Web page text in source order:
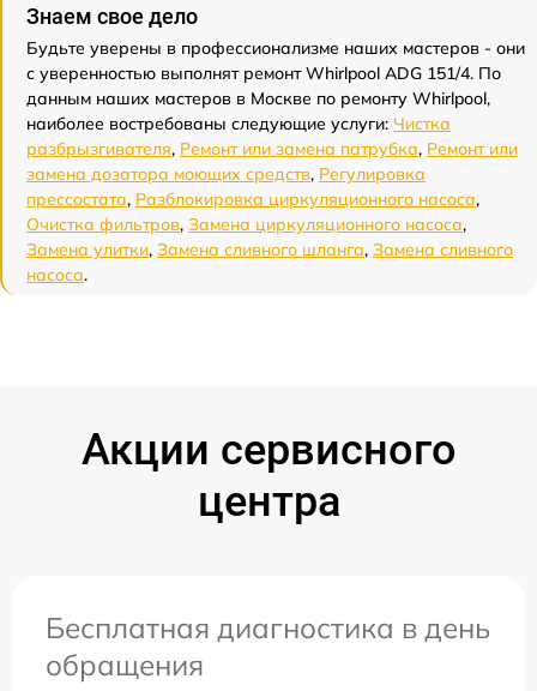
Знаем свое дело
Будьте уверены в профессионализме наших мастеров - они
с уверенностью выполнят ремонт Whirlpool ADG 151/4. По
данным наших мастеров в Москве по ремонту Whirlpool,
наиболее востребованы следующие услуги: Чистка
разбрызгивателя, Ремонт или замена патрубка, Ремонт или
замена дозатора моющих средств, Регулировка
прессостата, Разблокировка циркуляционного насоса,
Очистка фильтров, Замена циркуляционного насоса,
Замена улитки, Замена сливного шланга, Замена сливного
насоса.
Акции сервисного
центра
Бесплатная диагностика в день
обращения